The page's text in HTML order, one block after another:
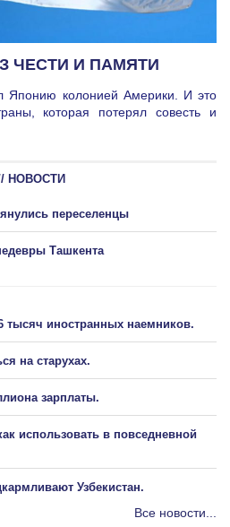
ЧЕСТИ И ПАМЯТИ
Японию колонией Америки. И это
которая потерял совесть и
НОВОСТИ
переселенцы
Ташкента
тысяч иностранных наемников.
на старухах.
зарплаты.
использовать в повседневной
Узбекистан.
Все новости...